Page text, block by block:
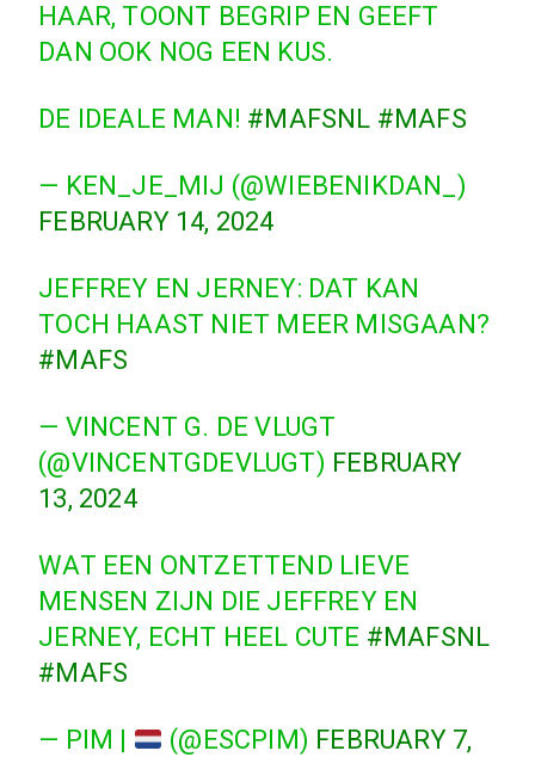
HAAR, TOONT BEGRIP EN GEEFT
DAN OOK NOG EEN KUS.
DE IDEALE MAN! #MAFSNL #MAFS
— KEN_JE_MIJ (@WIEBENIKDAN_)
FEBRUARY 14, 2024
JEFFREY EN JERNEY: DAT KAN
TOCH HAAST NIET MEER MISGAAN?
#MAFS
— VINCENT G. DE VLUGT
(@VINCENTGDEVLUGT) FEBRUARY
13, 2024
WAT EEN ONTZETTEND LIEVE
MENSEN ZIJN DIE JEFFREY EN
JERNEY, ECHT HEEL CUTE #MAFSNL
#MAFS
— PIM | (@ESCPIM) FEBRUARY 7,